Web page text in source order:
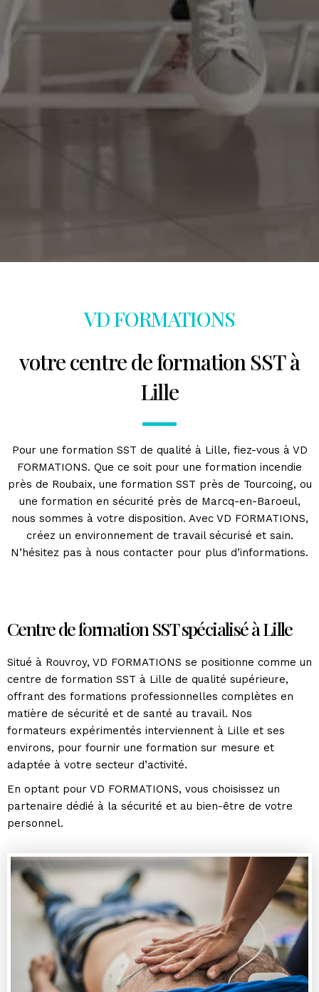
VD FORMATIONS
votre centre de formation SST à
Lille
Pour une formation SST de qualité à Lille, fiez-vous à VD
FORMATIONS. Que ce soit pour une formation incendie
près de Roubaix, une formation SST près de Tourcoing, ou
une formation en sécurité près de Marcq-en-Baroeul,
nous sommes à votre disposition. Avec VD FORMATIONS,
créez un environnement de travail sécurisé et sain.
N’hésitez pas à nous contacter pour plus d’informations.
Centre de formation SST spécialisé à Lille
Situé à Rouvroy, VD FORMATIONS se positionne comme un
centre de formation SST à Lille de qualité supérieure,
offrant des formations professionnelles complètes en
matière de sécurité et de santé au travail. Nos
formateurs expérimentés interviennent à Lille et ses
environs, pour fournir une formation sur mesure et
adaptée à votre secteur d’activité.
En optant pour VD FORMATIONS, vous choisissez un
partenaire dédié à la sécurité et au bien-être de votre
personnel.